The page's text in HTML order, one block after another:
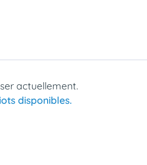
actuellement.
disponibles.